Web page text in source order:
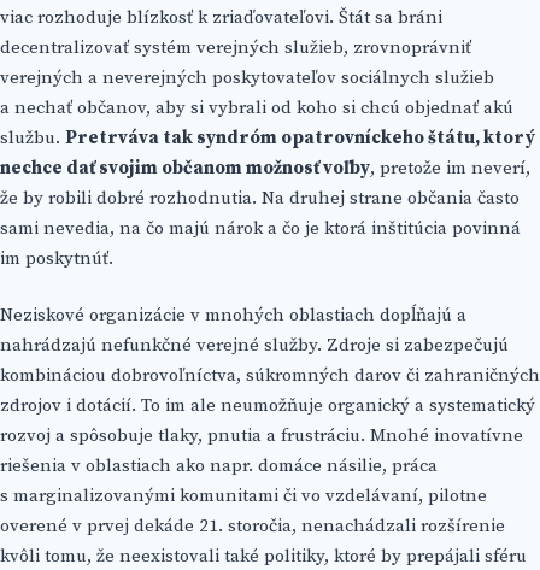
viac rozhoduje blízkosť k zriaďovateľovi. Štát sa bráni
decentralizovať systém verejných služieb, zrovnoprávniť
verejných a neverejných poskytovateľov sociálnych služieb
a nechať občanov, aby si vybrali od koho si chcú objednať akú
službu. Pretrváva tak syndróm opatrovníckeho štátu, ktorý
nechce dať svojim občanom možnosť voľby, pretože im neverí,
že by robili dobré rozhodnutia. Na druhej strane občania často
sami nevedia, na čo majú nárok a čo je ktorá inštitúcia povinná
im poskytnúť.
Neziskové organizácie v mnohých oblastiach dopĺňajú a
nahrádzajú nefunkčné verejné služby. Zdroje si zabezpečujú
kombináciou dobrovoľníctva, súkromných darov či zahraničných
zdrojov i dotácií. To im ale neumožňuje organický a systematický
rozvoj a spôsobuje tlaky, pnutia a frustráciu. Mnohé inovatívne
riešenia v oblastiach ako napr. domáce násilie, práca
s marginalizovanými komunitami či vo vzdelávaní, pilotne
overené v prvej dekáde 21. storočia, nenachádzali rozšírenie
kvôli tomu, že neexistovali také politiky, ktoré by prepájali sféru